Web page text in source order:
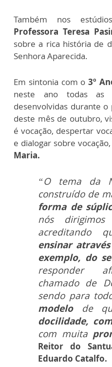
Também nos
Professora Teresa
sobre a rica história de
Senhora Aparecida.
Em sintonia com o 3º
neste ano todas as
desenvolvidas durante
deste mês de outubro,
é vocação, despertar
e dialogar sobre
Maria.
“O tema da
construído de
forma de
nós
acreditando
ensinar
exemplo, do
responder
chamado de
sendo para
modelo de
docilidade,
com muita
Reitor do
Eduardo Catalfo.